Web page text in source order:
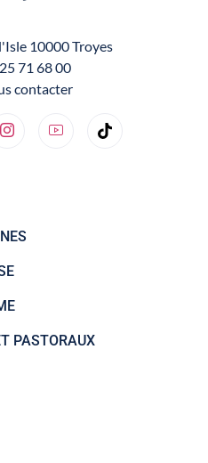
10000 Troyes
71 68 00
contacter
PASTORAUX